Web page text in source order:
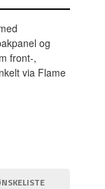
og
front-,
via Flame